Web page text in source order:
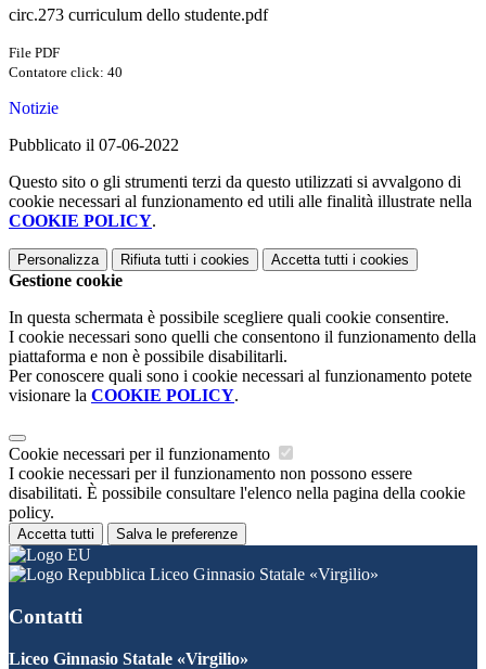
circ.273 curriculum dello studente.pdf
File PDF
Contatore click: 40
Notizie
Pubblicato il 07-06-2022
Questo sito o gli strumenti terzi da questo utilizzati si avvalgono di
cookie necessari al funzionamento ed utili alle finalità illustrate nella
COOKIE POLICY.
Personalizza Rifiuta tutti i cookies Accetta tutti i cookies
Gestione cookie
In questa schermata è possibile scegliere quali cookie consentire.
I cookie necessari sono quelli che consentono il funzionamento della
piattaforma e non è possibile disabilitarli.
Per conoscere quali sono i cookie necessari al funzionamento potete
visionare la COOKIE POLICY.
Cookie necessari per il funzionamento
I cookie necessari per il funzionamento non possono essere
disabilitati. È possibile consultare l'elenco nella pagina della cookie
policy.
Accetta tutti Salva le preferenze
Liceo Ginnasio Statale «Virgilio»
Contatti
Liceo Ginnasio Statale «Virgilio»